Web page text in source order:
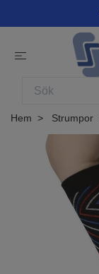
Hem Strumpor